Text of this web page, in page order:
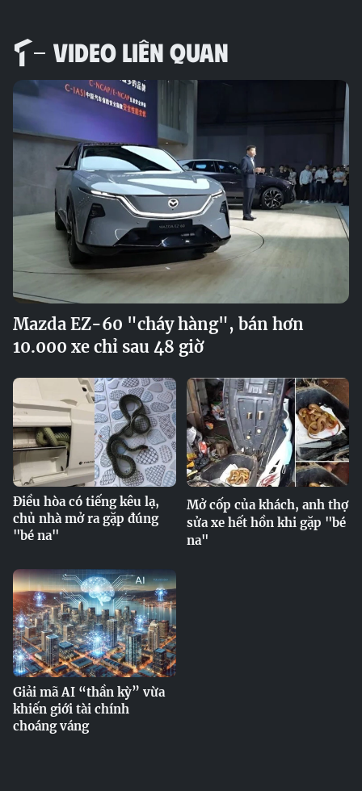
VIDEO LIÊN QUAN
Mazda EZ-60 "cháy hàng", bán hơn
10.000 xe chỉ sau 48 giờ
Điều hòa có tiếng kêu lạ,
chủ nhà mở ra gặp đúng
"bé na"
Mở cốp của khách, anh thợ
sửa xe hết hồn khi gặp "bé
na"
Giải mã AI “thần kỳ” vừa
khiến giới tài chính
choáng váng